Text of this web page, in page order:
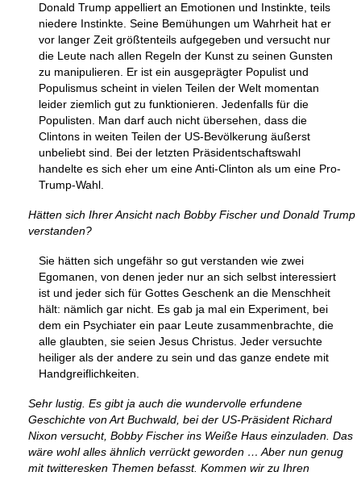
Donald Trump appelliert an Emotionen und Instinkte, teils
niedere Instinkte. Seine Bemühungen um Wahrheit hat er
vor langer Zeit größtenteils aufgegeben und versucht nur
die Leute nach allen Regeln der Kunst zu seinen Gunsten
zu manipulieren. Er ist ein ausgeprägter Populist und
Populismus scheint in vielen Teilen der Welt momentan
leider ziemlich gut zu funktionieren. Jedenfalls für die
Populisten. Man darf auch nicht übersehen, dass die
Clintons in weiten Teilen der US-Bevölkerung äußerst
unbeliebt sind. Bei der letzten Präsidentschaftswahl
handelte es sich eher um eine Anti-Clinton als um eine Pro-
Trump-Wahl.
Hätten sich Ihrer Ansicht nach Bobby Fischer und Donald Trump
verstanden?
Sie hätten sich ungefähr so gut verstanden wie zwei
Egomanen, von denen jeder nur an sich selbst interessiert
ist und jeder sich für Gottes Geschenk an die Menschheit
hält: nämlich gar nicht. Es gab ja mal ein Experiment, bei
dem ein Psychiater ein paar Leute zusammenbrachte, die
alle glaubten, sie seien Jesus Christus. Jeder versuchte
heiliger als der andere zu sein und das ganze endete mit
Handgreiflichkeiten.
Sehr lustig. Es gibt ja auch die wundervolle erfundene
Geschichte von Art Buchwald, bei der US-Präsident Richard
Nixon versucht, Bobby Fischer ins Weiße Haus einzuladen. Das
wäre wohl alles ähnlich verrückt geworden … Aber nun genug
mit twitteresken Themen befasst. Kommen wir zu Ihren